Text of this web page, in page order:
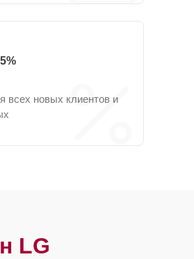
всех новых клиентов и
LG